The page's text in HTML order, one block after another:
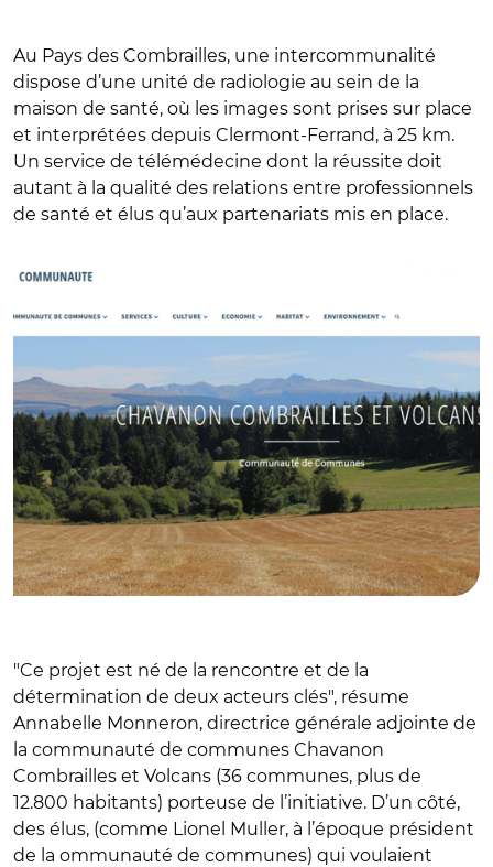
Au Pays des Combrailles, une intercommunalité
dispose d’une unité de radiologie au sein de la
maison de santé, où les images sont prises sur place
et interprétées depuis Clermont-Ferrand, à 25 km.
Un service de télémédecine dont la réussite doit
autant à la qualité des relations entre professionnels
de santé et élus qu’aux partenariats mis en place.
"Ce projet est né de la rencontre et de la
détermination de deux acteurs clés", résume
Annabelle Monneron, directrice générale adjointe de
la communauté de communes Chavanon
Combrailles et Volcans (36 communes, plus de
12.800 habitants) porteuse de l’initiative. D’un côté,
des élus, (comme Lionel Muller, à l’époque président
de la ommunauté de communes) qui voulaient